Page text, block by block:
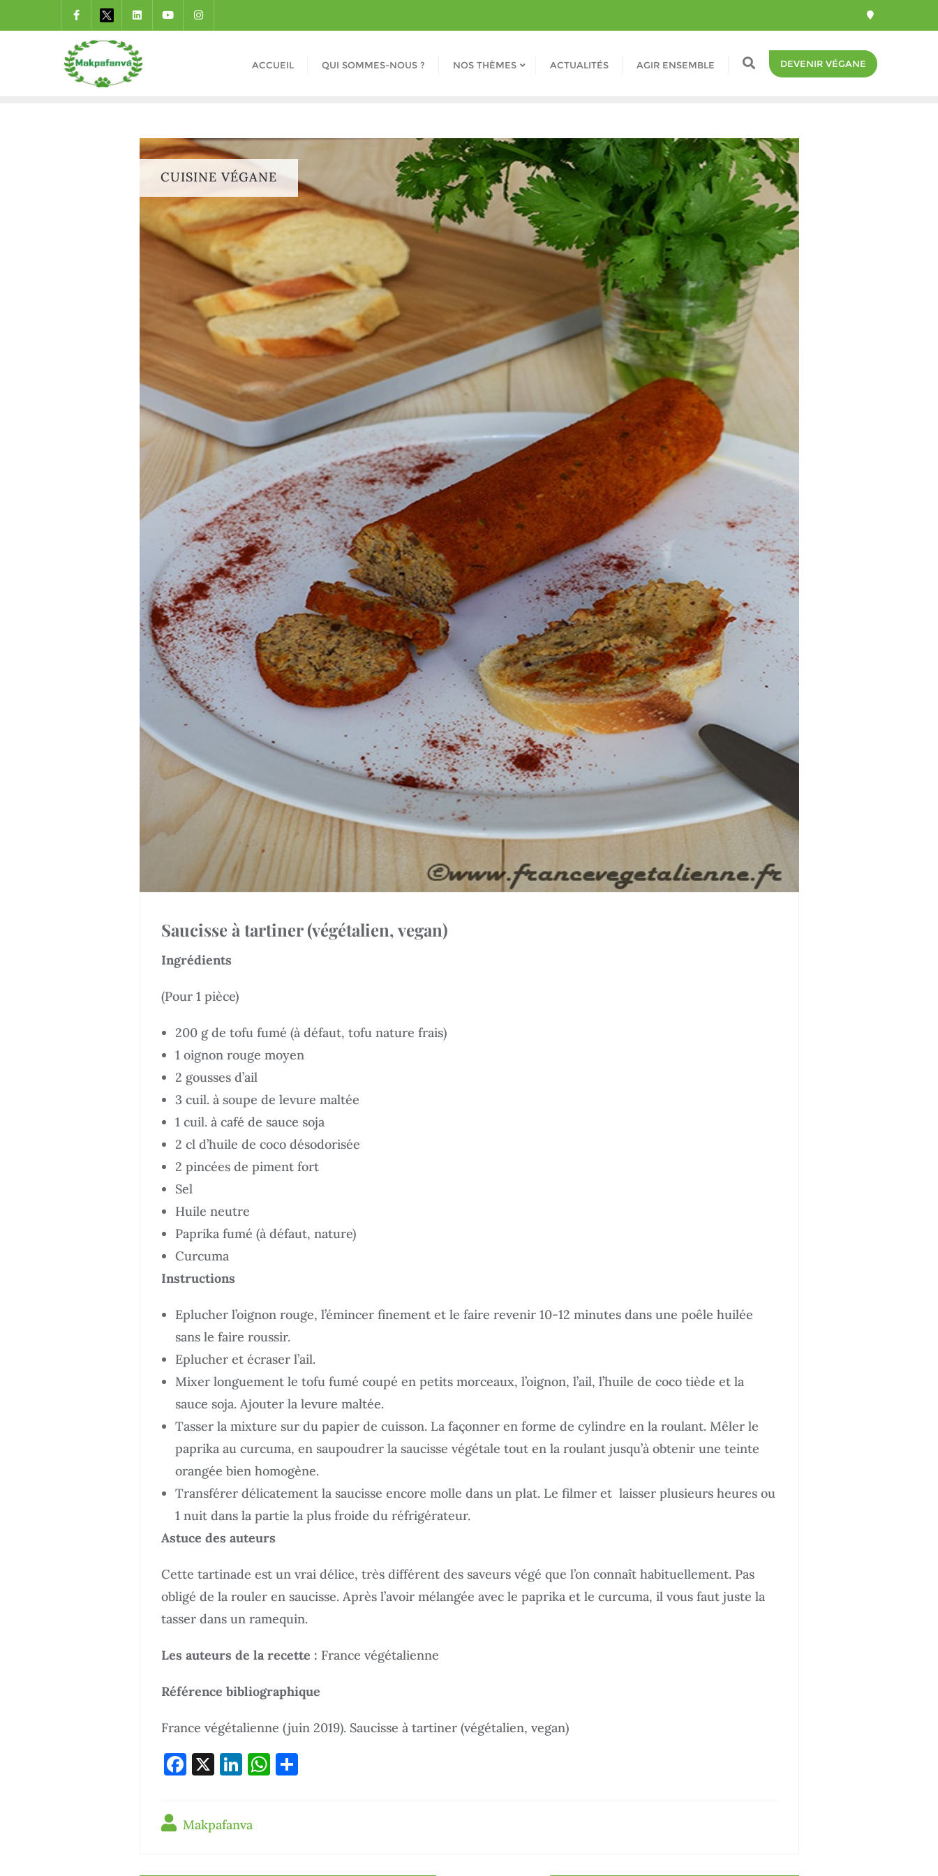
ACCUEIL QUI SOMMES-NOUS ? NOS THÈMES ACTUALITÉS AGIR ENSEMBLE DEVENIR VÉGANE
CUISINE VÉGANE
Saucisse à tartiner (végétalien, vegan)
Ingrédients
(Pour 1 pièce)
200 g de tofu fumé (à défaut, tofu nature frais)
1 oignon rouge moyen
2 gousses d’ail
3 cuil. à soupe de levure maltée
1 cuil. à café de sauce soja
2 cl d’huile de coco désodorisée
2 pincées de piment fort
Sel
Huile neutre
Paprika fumé (à défaut, nature)
Curcuma
Instructions
Eplucher l’oignon rouge, l’émincer finement et le faire revenir 10-12 minutes dans une poêle huilée
sans le faire roussir.
Eplucher et écraser l’ail.
Mixer longuement le tofu fumé coupé en petits morceaux, l’oignon, l’ail, l’huile de coco tiède et la
sauce soja. Ajouter la levure maltée.
Tasser la mixture sur du papier de cuisson. La façonner en forme de cylindre en la roulant. Mêler le
paprika au curcuma, en saupoudrer la saucisse végétale tout en la roulant jusqu’à obtenir une teinte
orangée bien homogène.
Transférer délicatement la saucisse encore molle dans un plat. Le filmer et laisser plusieurs heures ou
1 nuit dans la partie la plus froide du réfrigérateur.
Astuce des auteurs
Cette tartinade est un vrai délice, très différent des saveurs végé que l’on connaît habituellement. Pas
obligé de la rouler en saucisse. Après l’avoir mélangée avec le paprika et le curcuma, il vous faut juste la
tasser dans un ramequin.
Les auteurs de la recette : France végétalienne
Référence bibliographique
France végétalienne (juin 2019). Saucisse à tartiner (végétalien, vegan)
F
e
X Li
e
WP
Makpafanva